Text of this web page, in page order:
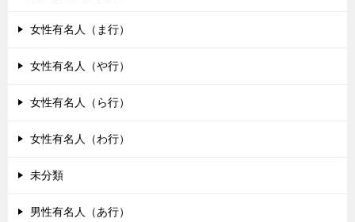
女性有名人（ま行）
女性有名人（や行）
女性有名人（ら行）
女性有名人（わ行）
未分類
男性有名人（あ行）